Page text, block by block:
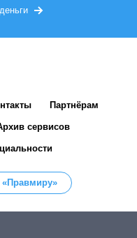
Партнёрам
сервисов